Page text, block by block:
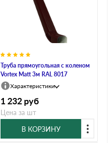
Труба прямоугольная с коленом
Vortex Matt 3м RAL 8017
Характеристики
1 232 руб
Цена за шт
В КОРЗИНУ